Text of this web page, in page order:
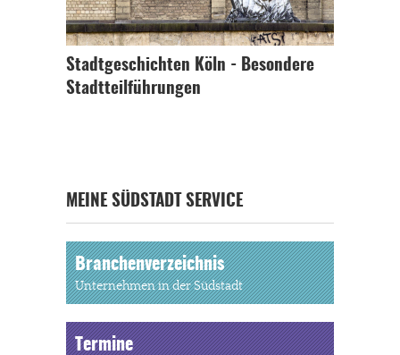
Stadtgeschichten Köln - Besondere
Stadtteilführungen
MEINE SÜDSTADT SERVICE
Branchenverzeichnis
Unternehmen in der Südstadt
Termine